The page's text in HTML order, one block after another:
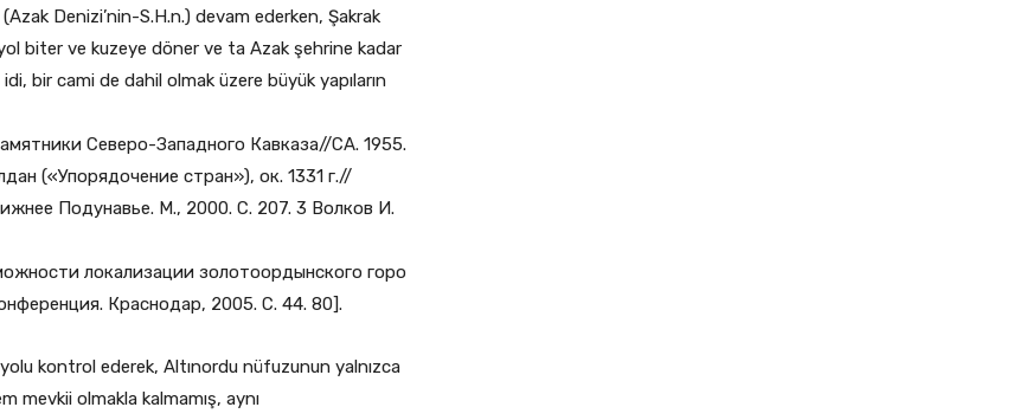
Denizi’nin-S.H.n.) devam ederken, Şakrak
biter ve kuzeye döner ve ta Azak şehrine kadar
idi, bir cami de dahil olmak üzere büyük yapıların
Северо-Западного Кавказа//СА. 1955.
(«Упорядочение стран»), ок. 1331 г.//
Подунавье. М., 2000. С. 207. 3 Волков И.
локализации золотоордынского горо
Краснодар, 2005. С. 44. 80].
yolu kontrol ederek, Altınordu nüfuzunun yalnızca
mevkii olmakla kalmamış, aynı